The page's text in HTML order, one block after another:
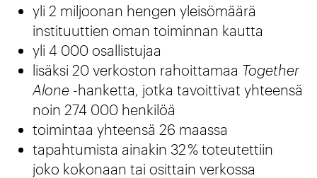
yli 2 miljoonan hengen yleisömäärä
instituuttien oman toiminnan kautta
yli 4 000 osallistujaa
lisäksi 20 verkoston rahoittamaa Together
Alone -hanketta, jotka tavoittivat yhteensä
noin 274 000 henkilöä
toimintaa yhteensä 26 maassa
tapahtumista ainakin 32 % toteutettiin
joko kokonaan tai osittain verkossa